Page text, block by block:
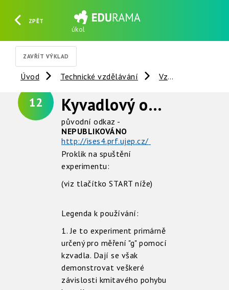
ZPĚT
úkol
ZAVŘÍT VÝKLAD
Úvod Technické vzdělávání Vzdálené experimenty
12 Kyvadlový oscilátor
původní odkaz -
NEPUBLIKOVÁNO
http://ises4.prf.ujep.cz/
Proklik na spuštění
experimentu:
(viz tlačítko START níže)
Legenda k používání:
1. Je to experiment primárně
určený pro měření "g" pomocí
kzvadla. Dají se však
demonstrovat veškeré
závislosti kmitavého pohybu